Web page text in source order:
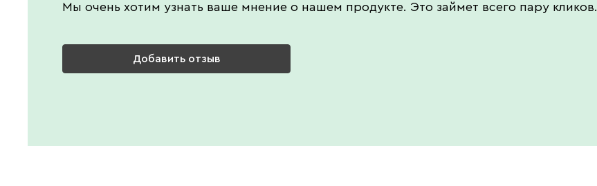
Мы очень хотим узнать ваше мнение о нашем продукте. Это займет всего пару кликов.
Добавить отзыв